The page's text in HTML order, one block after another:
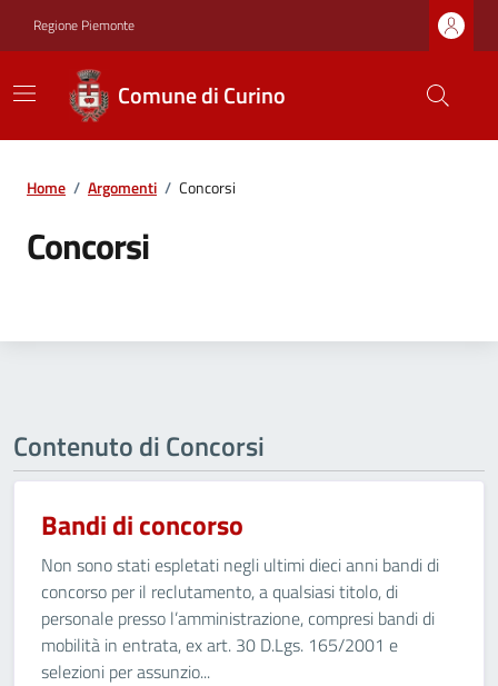
Regione Piemonte
Comune di Curino
Home / Argomenti / Concorsi
Concorsi
Contenuto di Concorsi
Bandi di concorso
Non sono stati espletati negli ultimi dieci anni bandi di
concorso per il reclutamento, a qualsiasi titolo, di
personale presso l’amministrazione, compresi bandi di
mobilità in entrata, ex art. 30 D.Lgs. 165/2001 e
selezioni per assunzio...